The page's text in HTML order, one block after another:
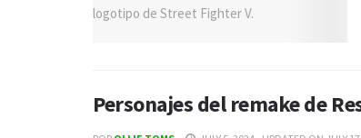
Personajes del remake de